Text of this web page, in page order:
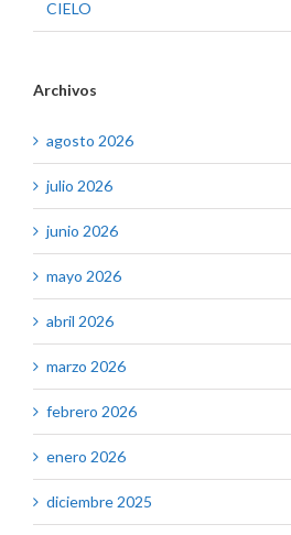
CIELO
Archivos
agosto 2026
julio 2026
junio 2026
mayo 2026
abril 2026
marzo 2026
febrero 2026
enero 2026
diciembre 2025